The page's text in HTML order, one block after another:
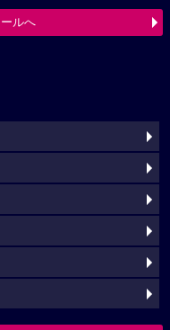
ルへ